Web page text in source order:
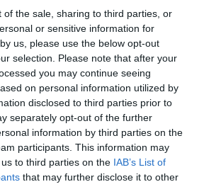
of the sale, sharing to third parties, or
or sensitive information for
us, please use the below opt-out
selection. Please note that after your
you may continue seeing
on personal information utilized by
disclosed to third parties prior to
separately opt-out of the further
information by third parties on the
participants. This information may
to third parties on the IAB’s List of
that may further disclose it to other
της
κύκλος από το
– Πότε
Χαμός με πασίγνωστο
τραγουδιστή στην
Εύβοια – Δείτε τι έγινε